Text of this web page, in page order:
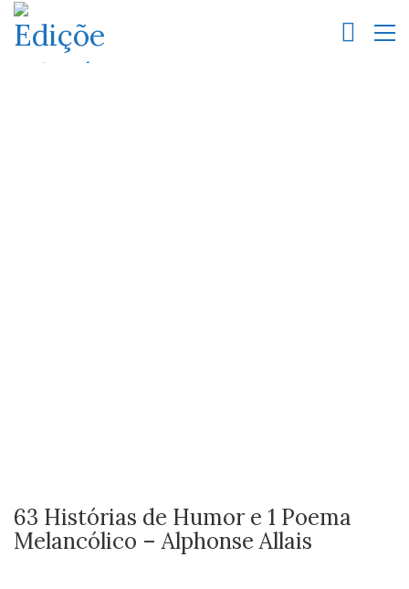
63 Histórias de Humor e 1 Poema
Melancólico – Alphonse Allais